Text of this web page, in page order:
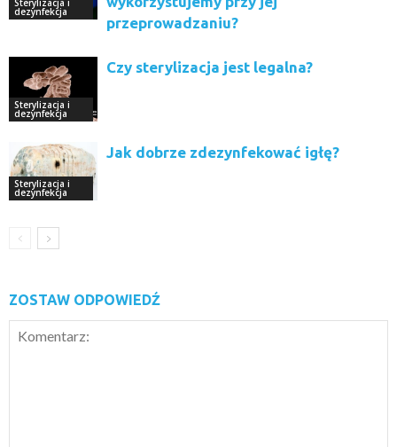
Sterylizacja i
dezynfekcja
przeprowadzaniu?
Sterylizacja i
dezynfekcja
Czy sterylizacja jest legalna?
Sterylizacja i
dezynfekcja
Jak dobrze zdezynfekować igłę?
ZOSTAW ODPOWIEDŹ